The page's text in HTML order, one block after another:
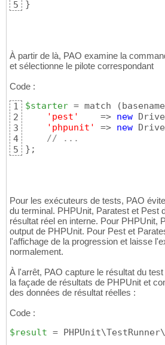
5 }
À partir de là, PAO examine la
et sélectionne le pilote correspondant
Code :
1
2
3
4
5
$starter = match ( basename
'pest'
    =>
new
'phpunit'
=> new
// ...
} ;
Pour les exécuteurs de tests, PAO
du terminal. PHPUnit, Paratest et Pest
résultat réel en interne. Pour PHPUnit,
output de PHPUnit. Pour Pest et
l'affichage de la progression et laisse
normalement.
À l'arrêt, PAO capture le résultat du
la façade de résultats de PHPUnit et
des données de résultat réelles :
Code :
$result =